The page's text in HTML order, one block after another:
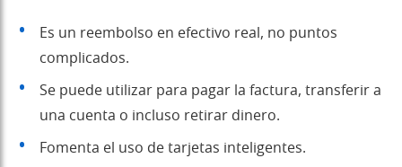
Es un reembolso en efectivo real, no puntos
complicados.
Se puede utilizar para pagar la factura, transferir a
una cuenta o incluso retirar dinero.
Fomenta el uso de tarjetas inteligentes.